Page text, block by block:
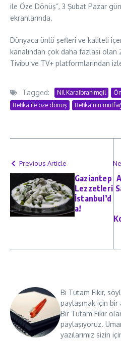
ile Öze Dönüş”, 3 Şubat Pazar
ekranlarında.
Dünyaca ünlü şefleri ve kaliteli
kanalından çok daha fazlası olan
Tivibu ve TV+ platformlarından
Tagged: Nil Karaibrahimgil
Refika ile öze dönüş
Refika'nın
Previous Article
Gaziantep
Lezzetleri
İstanbul’d
a!
Bi Tutam Fikir,
paylaşmak için bir
Bir Tutam Fikir
paylaşıyoruz.
yazılarımız sizin